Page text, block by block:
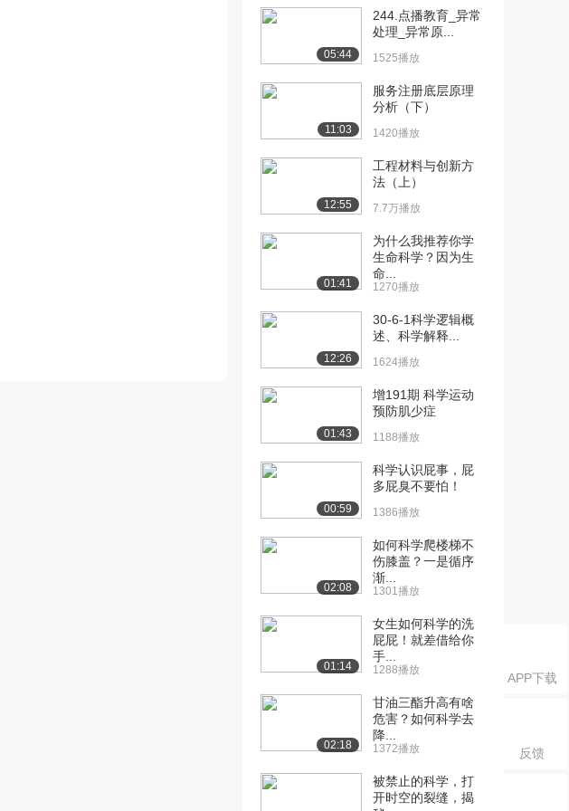
APP下载
反馈
[10] 系统观与集成效应
2.4万播放
[11] 系统观与集成效应
2380播放
[12] 系统观与集成效应
3176播放
11:25
[13] 以人为本（上） 11:09
2587播放
[15] 工业工程的人才培养
（上）
2.1万播放
[16] 工业工程的人才培养
（中）
2525播放
[17] 工业工程的人才培养
（下）
05:44
244.点播教育_异常
处理_异常原...
1525播放
11:03
服务注册底层原理
分析（下）
1420播放
12:55
工程材料与创新方
法（上）
7.7万播放
01:41
为什么我推荐你学
生命科学？因为生
命...
1270播放
12:26
30-6-1科学逻辑概
述、科学解释...
1624播放
01:43
增191期 科学运动
预防肌少症
1188播放
00:59
科学认识屁事，屁
多屁臭不要怕！
1386播放
02:08
如何科学爬楼梯不
伤膝盖？一是循序
渐...
1301播放
01:14
女生如何科学的洗
屁屁！就差借给你
手...
1288播放
02:18
甘油三酯升高有啥
危害？如何科学去
降...
1372播放
被禁止的科学，打
开时空的裂缝，揭